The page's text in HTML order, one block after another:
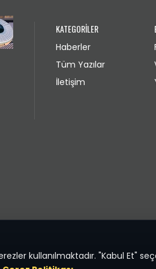
kullanılmaktadır. "Kabul Et"
KATEGORİLER
Haberler
Tüm Yazılar
İletişim